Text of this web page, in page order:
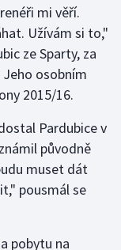
mi věří.
Užívám si to,"
ze Sparty, za
osobním
2015/16.
Pardubice v
původně
muset dát
pousmál se
pobytu na